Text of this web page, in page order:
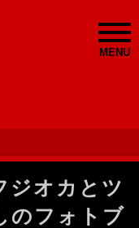
MENU
ジオカとツ
のフォトブ